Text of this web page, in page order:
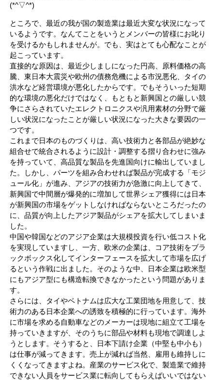
(*^▽^*)
ところで、最近の我が国の製造業は最近大変な状況になって
いるようです。なんてことをいうとメンバーの皆様にお叱り
を受けるかもしれませんが。でも、実はとても心配なことが
起こっています。
直接的な原因は、最近少しましになった円高、原料価格の高
騰、東日本大震災や欧州の債務危機による市況悪化、タイの
洪水など経営環境が悪化したからです。でもそういった短期
的な環境の悪化だけではなく、もともと新興国との厳しい競
争にさらされていたエレクトロニクスや汎用素材の分野で厳
しい状況になったことが厳しい状況になった大きな要因の一
つです。
これまで日本のものづくりは、高い技術力と各部品が絶妙な
組合せで統合されるように設計・調整する摺り合わせに強み
を持っていて、高品質な製品を先進国向けに輸出していまし
た。しかし、パーツを組み合わせれば製品が完成する「モジ
ュール化」が進み、アジアの技術力が急激に向上してきて、
新興国で中間層が爆発的に増加して世界シェア獲得には日本
が新興国の市場をゲットしなければならないところだったの
に、品質が向上したアジア製品がシェアを拡大してしまいま
した。
中国や韓国などのアジア企業は大規模投資を行い低コスト化
を実現していますし、一方、欧米の企業は、コア技術をブラ
ックボックス化してインターフェースを拡大して市場を広げ
るという作戦に出ました。そのような中、日本企業は欧米型
にもアジア型にも構造転換できなかったという問題がありま
す。
さらには、タイやベトナムは広大な工業団地を用意して、技
術力のある日本企業への誘致を積極的に行っています。海外
に市場を求める自動車などのメーカーは現地に組立て工場を
持っていきますが、そのうちに部品や材料も現地で調達しよ
うとします。そうすると、日本下請け企業（中堅も中小も）
は仕事が減ってきます。売上が減れば当然、雇用も維持しに
くくなってきますよね。産業のサービス化で、製造業で維持
できない人員をサービス業に転向してもらえばいいではない